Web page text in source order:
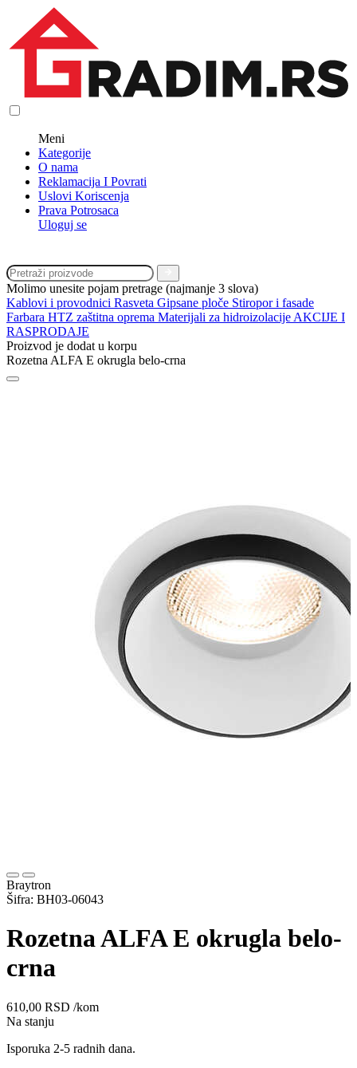
Meni
Kategorije
O nama
Reklamacija I Povrati
Uslovi Koriscenja
Prava Potrosaca
Uloguj se
Molimo unesite pojam pretrage (najmanje 3 slova)
Kablovi i provodnici Rasveta Gipsane ploče Stiropor i fasade
Farbara HTZ zaštitna oprema Materijali za hidroizolacije AKCIJE I
RASPRODAJE
Proizvod je dodat u korpu
Rozetna ALFA E okrugla belo-crna
Braytron
Šifra: BH03-06043
Rozetna ALFA E okrugla belo-
crna
610,00 RSD /kom
Na stanju
Isporuka 2-5 radnih dana.